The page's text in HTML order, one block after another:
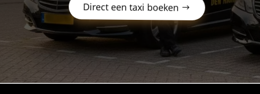
Direct een taxi boeken